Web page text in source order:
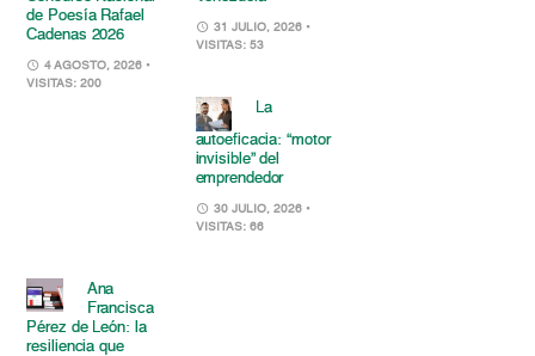
de Poesía Rafael
Cadenas 2026
4 AGOSTO, 2026 •
VISITAS: 200
31 JULIO, 2026 •
VISITAS: 53
La
autoeficacia: “motor
invisible” del
emprendedor
30 JULIO, 2026 •
VISITAS: 66
Ana
Francisca
Pérez de León: la
resiliencia que